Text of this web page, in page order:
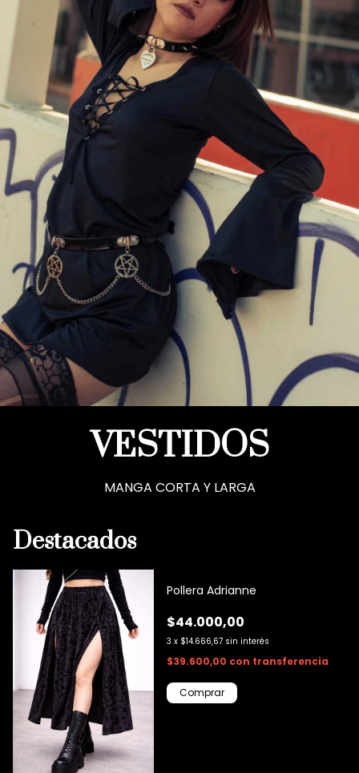
VESTIDOS
MANGA CORTA Y LARGA
Destacados
Pollera Adrianne
$44.000,00
3 x $14.666,67 sin interés
$39.600,00 con transferencia
Comprar